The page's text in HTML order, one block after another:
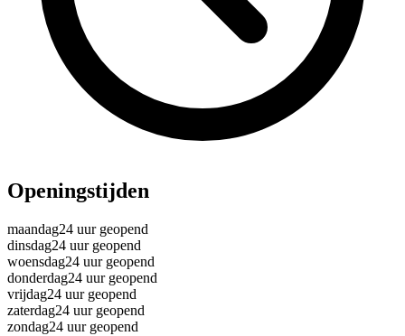
Openingstijden
maandag24 uur geopend
dinsdag24 uur geopend
woensdag24 uur geopend
donderdag24 uur geopend
vrijdag24 uur geopend
zaterdag24 uur geopend
zondag24 uur geopend